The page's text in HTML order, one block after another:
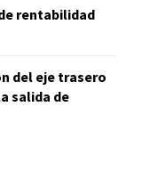
rentabilidad
del eje trasero
salida de